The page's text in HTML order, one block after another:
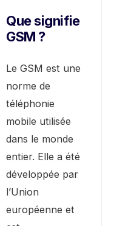
Que signifie
GSM ?
Le GSM est une
norme de
téléphonie
mobile utilisée
dans le monde
entier. Elle a été
développée par
l’Union
européenne et